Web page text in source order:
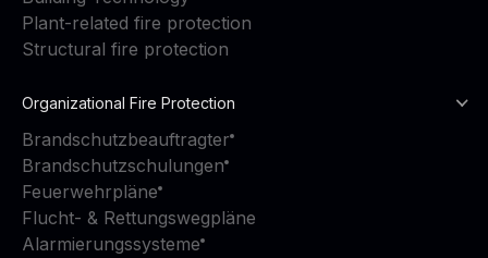
Plant-related fire protection
Structural fire protection
Organizational Fire Protection
Brandschutzbeauftragter
Brandschutzschulungen
Feuerwehrpläne
Flucht- & Rettungswegpläne
Alarmierungssysteme